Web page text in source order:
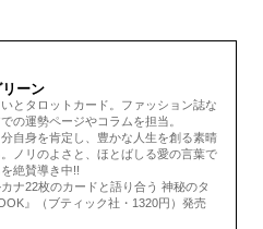
ーン
とタロットカード。ファッション誌な
の運勢ページやコラムを担当。
自身を肯定し、豊かな人生を創る素晴
ノリのよさと、ほとばしる愛の言葉で
絶賛導き中!!
ナ22枚のカードと語り合う 神秘のタ
』（ブティック社・1320円）発売